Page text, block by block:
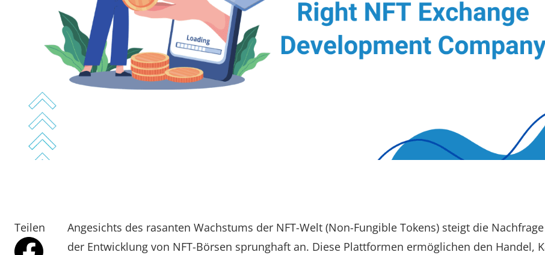
Teilen
Angesichts des rasanten Wachstums der NFT-Welt (Non-Fungible Tokens) steigt die
der Entwicklung von NFT-Börsen sprunghaft an. Diese Plattformen ermöglichen den Handel,